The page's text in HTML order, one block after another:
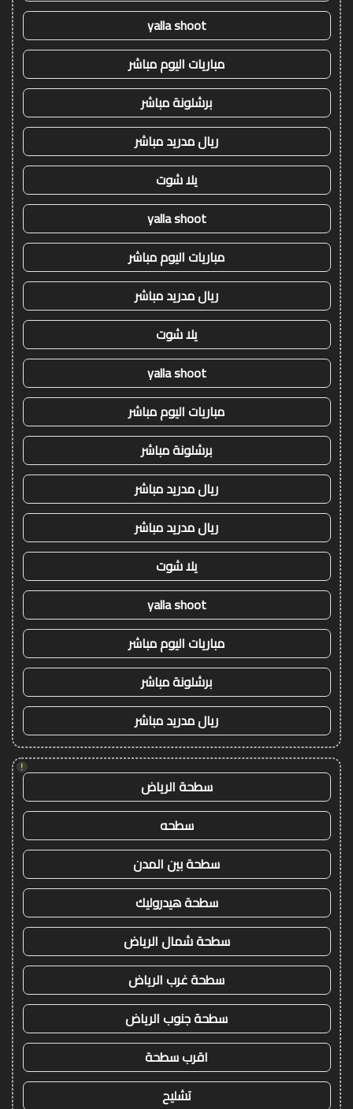
yalla shoot
مباريات اليوم مباشر
برشلونة مباشر
ريال مدريد مباشر
يلا شوت
yalla shoot
مباريات اليوم مباشر
ريال مدريد مباشر
يلا شوت
yalla shoot
مباريات اليوم مباشر
برشلونة مباشر
ريال مدريد مباشر
ريال مدريد مباشر
يلا شوت
yalla shoot
مباريات اليوم مباشر
برشلونة مباشر
ريال مدريد مباشر
!
سطحة الرياض
سطحه
سطحة بين المدن
سطحة هيدروليك
سطحة شمال الرياض
سطحة غرب الرياض
سطحة جنوب الرياض
اقرب سطحة
تشليح